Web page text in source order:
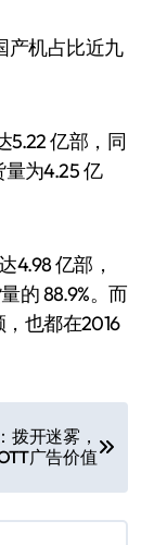
5.22 亿部，同
量为4.25 亿
4.98 亿部，
的 88.9%。而
也都在2016
拨开迷雾，
广告价值